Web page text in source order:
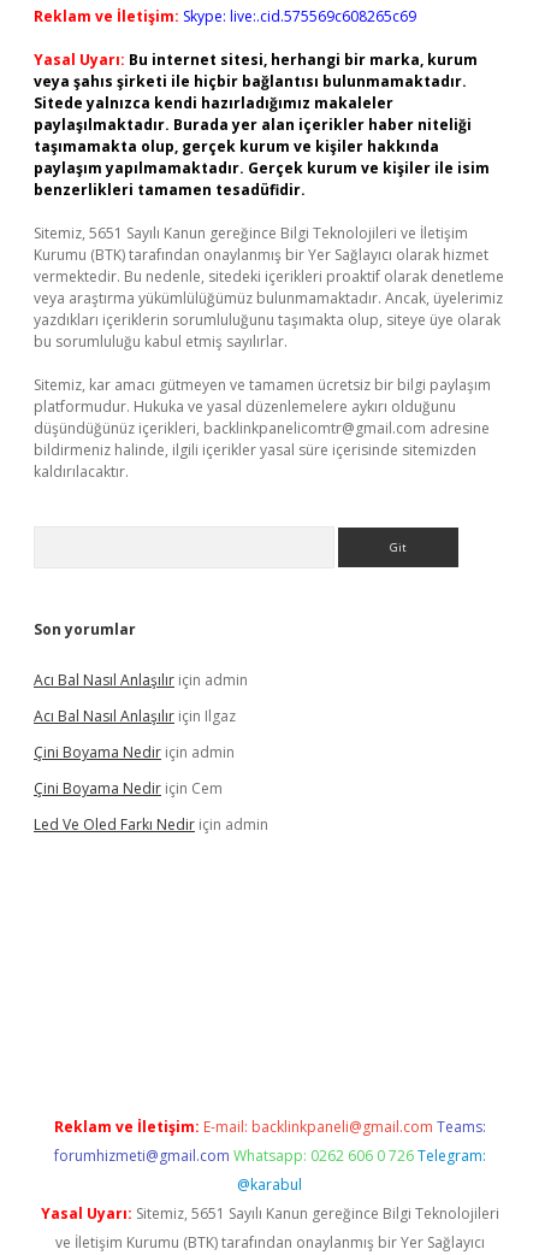
Reklam ve İletişim: Skype: live:.cid.575569c608265c69
Yasal Uyarı: Bu internet sitesi, herhangi bir marka, kurum
veya şahıs şirketi ile hiçbir bağlantısı bulunmamaktadır.
Sitede yalnızca kendi hazırladığımız makaleler
paylaşılmaktadır. Burada yer alan içerikler haber niteliği
taşımamakta olup, gerçek kurum ve kişiler hakkında
paylaşım yapılmamaktadır. Gerçek kurum ve kişiler ile isim
benzerlikleri tamamen tesadüfidir.
Sitemiz, 5651 Sayılı Kanun gereğince Bilgi Teknolojileri ve İletişim
Kurumu (BTK) tarafından onaylanmış bir Yer Sağlayıcı olarak hizmet
vermektedir. Bu nedenle, sitedeki içerikleri proaktif olarak denetleme
veya araştırma yükümlülüğümüz bulunmamaktadır. Ancak, üyelerimiz
yazdıkları içeriklerin sorumluluğunu taşımakta olup, siteye üye olarak
bu sorumluluğu kabul etmiş sayılırlar.
Sitemiz, kar amacı gütmeyen ve tamamen ücretsiz bir bilgi paylaşım
platformudur. Hukuka ve yasal düzenlemelere aykırı olduğunu
düşündüğünüz içerikleri, backlinkpanelicomtr@gmail.com adresine
bildirmeniz halinde, ilgili içerikler yasal süre içerisinde sitemizden
kaldırılacaktır.
Son yorumlar
Acı Bal Nasıl Anlaşılır için admin
Acı Bal Nasıl Anlaşılır için Ilgaz
Çini Boyama Nedir için admin
Çini Boyama Nedir için Cem
Led Ve Oled Farkı Nedir için admin
Reklam ve İletişim: E-mail: backlinkpaneli@gmail.com Teams:
forumhizmeti@gmail.com Whatsapp: 0262 606 0 726 Telegram:
@karabul
Yasal Uyarı: Sitemiz, 5651 Sayılı Kanun gereğince Bilgi Teknolojileri
ve İletişim Kurumu (BTK) tarafından onaylanmış bir Yer Sağlayıcı